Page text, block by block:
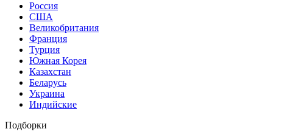
Россия
США
Великобритания
Франция
Турция
Южная Корея
Казахстан
Беларусь
Украина
Индийские
Подборки